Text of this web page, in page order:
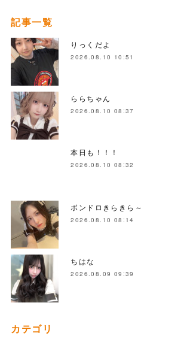
記事一覧
りっくだよ
2026.08.10 10:51
ららちゃん
2026.08.10 08:37
本日も！！！
2026.08.10 08:32
ボンドロきらきら～
2026.08.10 08:14
ちはな
2026.08.09 09:39
カテゴリ